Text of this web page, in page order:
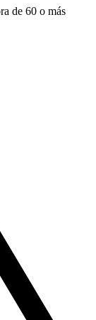
de 60 o más